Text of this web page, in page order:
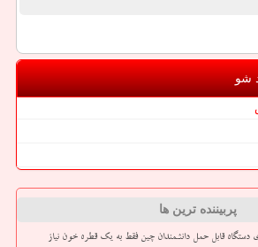
شو
پربیننده ترین ها
با دقت ۹۵ درصدی دستگاه قابل حمل دانشمندان چین فقط به یک قطره خون نیاز